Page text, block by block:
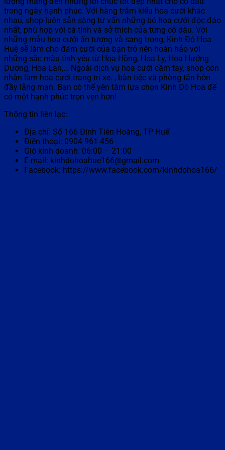
trong ngày hạnh phúc. Với hàng trăm kiểu hoa cưới khác
nhau, shop luôn sẵn sàng tư vấn những bó hoa cưới độc đáo
nhất, phù hợp với cá tính và sở thích của từng cô dâu. Với
những mẫu hoa cưới ấn tượng và sang trọng, Kinh Đô Hoa
Huệ sẽ làm cho đám cưới của bạn trở nên hoàn hảo với
những sắc màu tình yêu từ Hoa Hồng, Hoa Ly, Hoa Hướng
Dương, Hoa Lan,… Ngoài dịch vụ hoa cưới cầm tay, shop còn
nhận làm hoa cưới trang trí xe. , bàn tiệc và phòng tân hôn
đầy lãng mạn. Bạn có thể yên tâm lựa chọn Kinh Đô Hoa để
có một hạnh phúc trọn vẹn hơn!
Thông tin liên lạc:
Địa chỉ: Số 166 Đinh Tiên Hoàng, TP Huế
Điện thoại: 0904 961 456
Giờ kinh doanh: 06:00 – 21:00
E-mail: kinhdohoahue166@gmail.com
Facebook: https://www.facebook.com/kinhdohoa166/